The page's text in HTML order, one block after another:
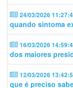
24/03/2026
quando sintoma
16/03/2026
dos maiores
12/03/2026
que é preciso